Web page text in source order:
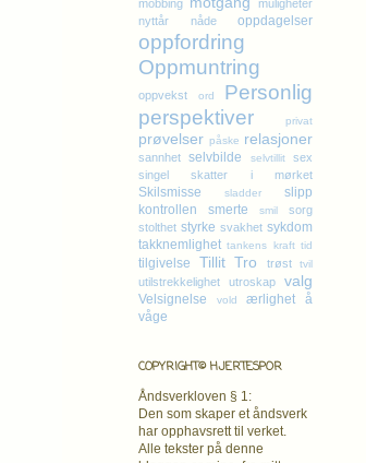
mobbing
muligheter
nyttår
nåde oppdagelser
oppfordring
Oppmuntring
oppvekst ord
Personlig
perspektiver
privat
prøvelser påske relasjoner
sannhet selvbilde selvtillit
sex
singel
skatter i mørket
Skilsmisse sladder
slipp
kontrollen
smerte smil
sorg
stolthet styrke svakhet sykdom
takknemlighet tankens kraft tid
tilgivelse Tillit Tro trøst tvil
utilstrekkelighet utroskap valg
Velsignelse vold ærlighet
å
våge
COPYRIGHT© HJERTESPOR
Åndsverkloven § 1:
Den som skaper et åndsverk
har opphavsretttil verket.
Alle tekster på denne